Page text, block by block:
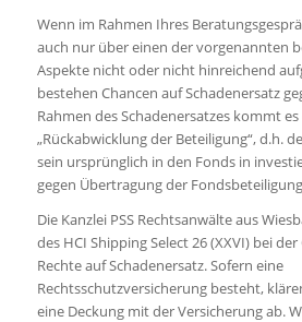
Wenn im Rahmen Ihres
auch nur über einen der vorgenannten
Aspekte nicht oder nicht hinreichend
bestehen Chancen auf Schadenersatz
Rahmen des Schadenersatzes kommt
„Rückabwicklung der Beteiligung“, d.h.
sein ursprünglich in den Fonds in
gegen Übertragung der
Die Kanzlei PSS Rechtsanwälte aus
des HCI Shipping Select 26 (XXVI) bei
Rechte auf Schadenersatz. Sofern eine
Rechtsschutzversicherung besteht,
eine Deckung mit der Versicherung ab.